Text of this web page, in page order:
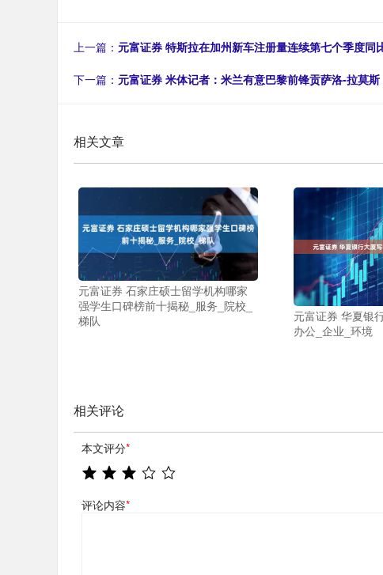
上一篇： 元富证券 特斯拉在加州新车注册量连续第七个季度同
下一篇： 元富证券 米体记者：米兰有意巴黎前锋贡萨洛-拉莫
相关文章
元富证券 石家庄硕士留学机构哪家
强学生口碑榜前十揭秘_服务_院校_
梯队
元富证券 华夏银
办公_企业_环境
相关评论
本文评分*
评论内容*